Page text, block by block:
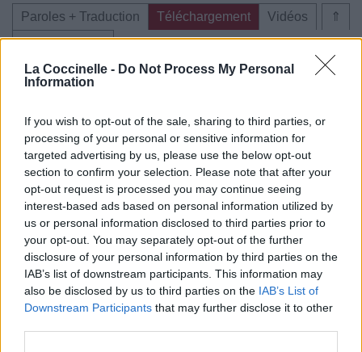
La Coccinelle - Do Not Process My Personal
Information
If you wish to opt-out of the sale, sharing to third parties, or
processing of your personal or sensitive information for
targeted advertising by us, please use the below opt-out
section to confirm your selection. Please note that after your
opt-out request is processed you may continue seeing
interest-based ads based on personal information utilized by
us or personal information disclosed to third parties prior to
your opt-out. You may separately opt-out of the further
disclosure of your personal information by third parties on the
IAB’s list of downstream participants. This information may
also be disclosed by us to third parties on the IAB’s List of
Downstream Participants that may further disclose it to other
⇑
Paroles + Traduction Téléchargement
Vidéos
Commentaires
Pour prolonger le plaisir musical :
Vous aimez chanter, apprenez la guitare chez
Télécharger légalement les MP3 sur
Télécharger légalement les MP3 ou trouver le CD sur
Trouver des vinyles et des CD sur
Trouver un instrument de musique ou une partition au
meilleur prix sur
Paroles + Traduction Téléchargement